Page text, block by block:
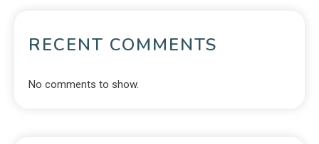
RECENT COMMENTS
No comments to show.